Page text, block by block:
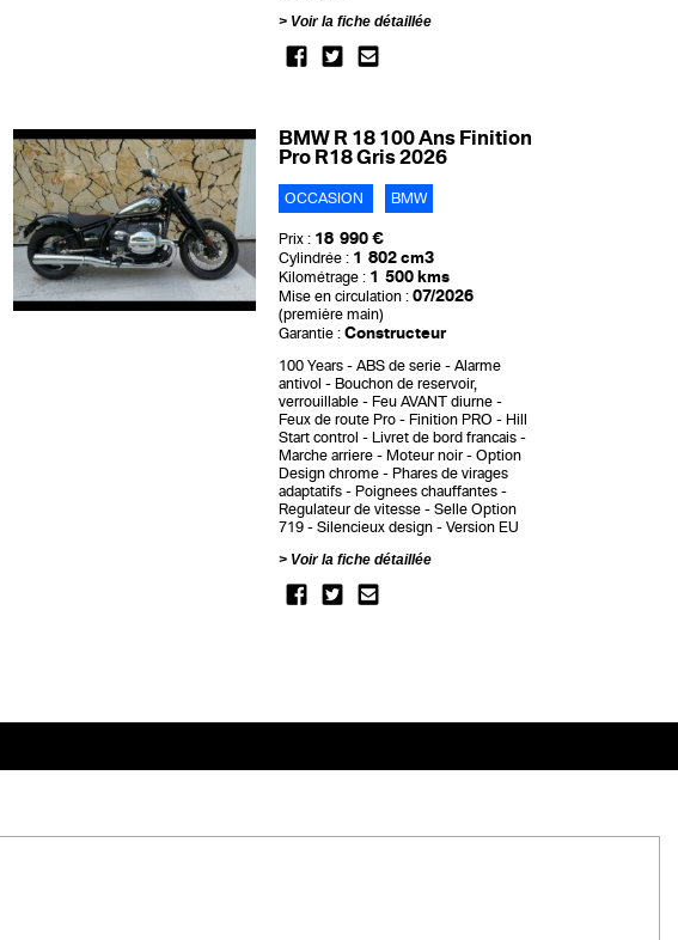
Voir la fiche détaillée
BMW R 18 100 Ans Finition
Pro R18 Gris 2026
OCCASION BMW
Prix : 18 990 €
Cylindrée : 1 802 cm3
Kilométrage : 1 500 kms
Mise en circulation : 07/2026
(première main)
Garantie : Constructeur
100 Years ABS de serie
Alarme
antivol
Bouchon de reservoir,
verrouillable
Feu AVANT diurne
Feux de route Pro
Finition PRO
Hill
Start control
Livret de bord francais
Marche arriere
Moteur noir
Option
Design chrome
Phares de virages
adaptatifs
Poignees chauffantes
Regulateur de vitesse
Selle Option
719
Silencieux design
Version EU
Voir la fiche détaillée